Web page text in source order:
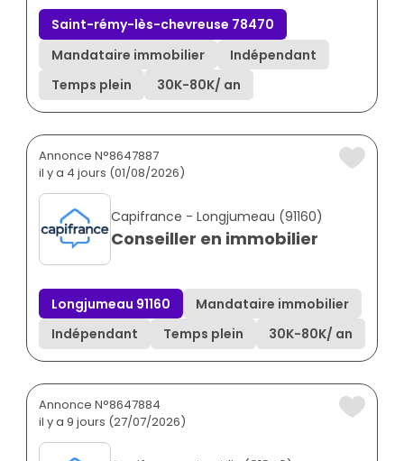
Saint-rémy-lès-chevreuse 78470
Mandataire immobilier
Indépendant
Temps plein
30K-80K/ an
Annonce N°8647887
il y a 4 jours (01/08/2026)
Capifrance - Longjumeau (91160)
Conseiller en immobilier
Longjumeau 91160
Mandataire immobilier
Indépendant
Temps plein 30K-80K/ an
Annonce N°8647884
il y a 9 jours (27/07/2026)